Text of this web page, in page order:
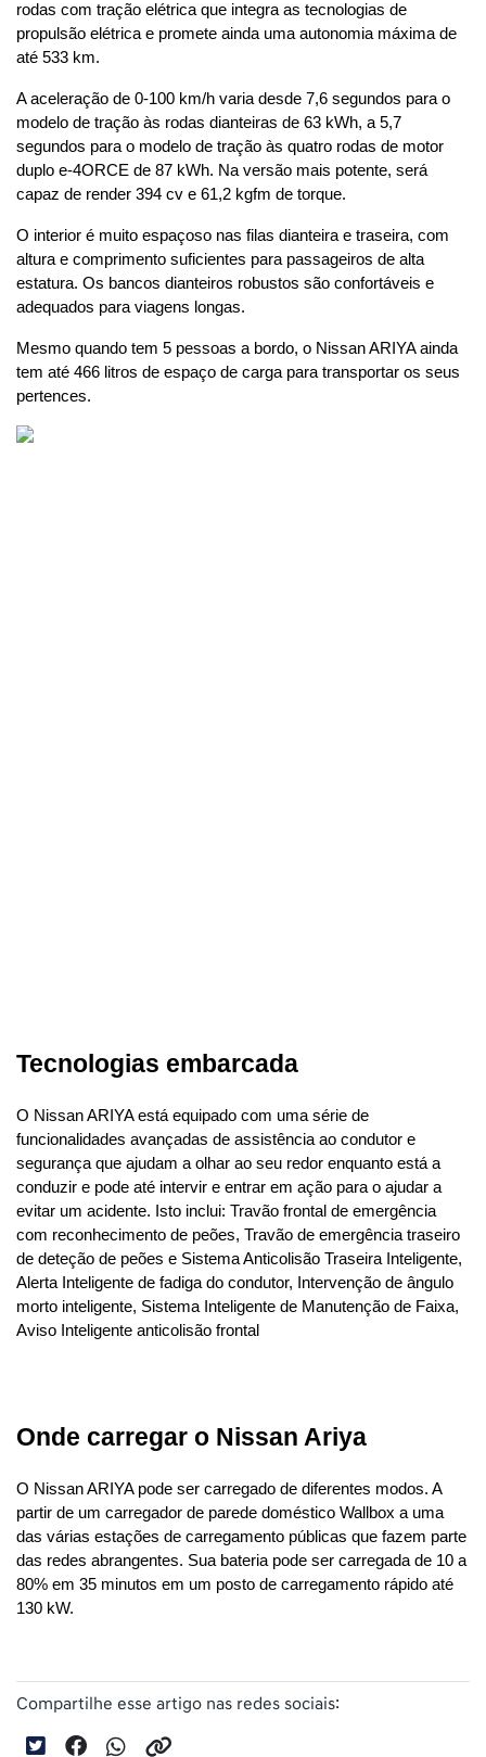
rodas com tração elétrica que integra as tecnologias de
propulsão elétrica e promete ainda uma autonomia máxima de
até 533 km.
A aceleração de 0-100 km/h varia desde 7,6 segundos para o
modelo de tração às rodas dianteiras de 63 kWh, a 5,7
segundos para o modelo de tração às quatro rodas de motor
duplo e-4ORCE de 87 kWh. Na versão mais potente, será
capaz de render 394 cv e 61,2 kgfm de torque.
O interior é muito espaçoso nas filas dianteira e traseira, com
altura e comprimento suficientes para passageiros de alta
estatura. Os bancos dianteiros robustos são confortáveis e
adequados para viagens longas.
Mesmo quando tem 5 pessoas a bordo, o Nissan ARIYA ainda
tem até 466 litros de espaço de carga para transportar os seus
pertences.
Tecnologias embarcada
O Nissan ARIYA está equipado com uma série de
funcionalidades avançadas de assistência ao condutor e
segurança que ajudam a olhar ao seu redor enquanto está a
conduzir e pode até intervir e entrar em ação para o ajudar a
evitar um acidente. Isto inclui: Travão frontal de emergência
com reconhecimento de peões, Travão de emergência traseiro
de deteção de peões e Sistema Anticolisão Traseira Inteligente,
Alerta Inteligente de fadiga do condutor, Intervenção de ângulo
morto inteligente, Sistema Inteligente de Manutenção de Faixa,
Aviso Inteligente anticolisão frontal
Onde carregar o Nissan Ariya
O Nissan ARIYA pode ser carregado de diferentes modos. A
partir de um carregador de parede doméstico Wallbox a uma
das várias estações de carregamento públicas que fazem parte
das redes abrangentes. Sua bateria pode ser carregada de 10 a
80% em 35 minutos em um posto de carregamento rápido até
130 kW.
Compartilhe esse artigo nas redes sociais: